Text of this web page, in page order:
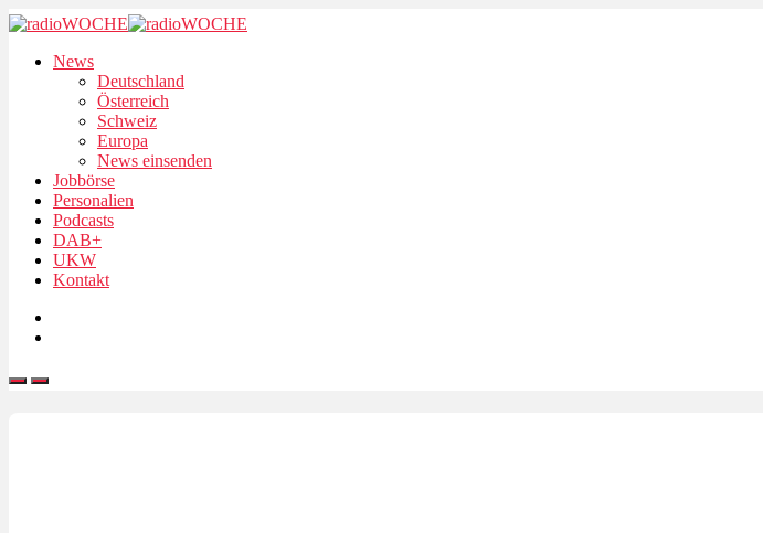
News
Deutschland
Österreich
Schweiz
Europa
News einsenden
Jobbörse
Personalien
Podcasts
DAB+
UKW
Kontakt